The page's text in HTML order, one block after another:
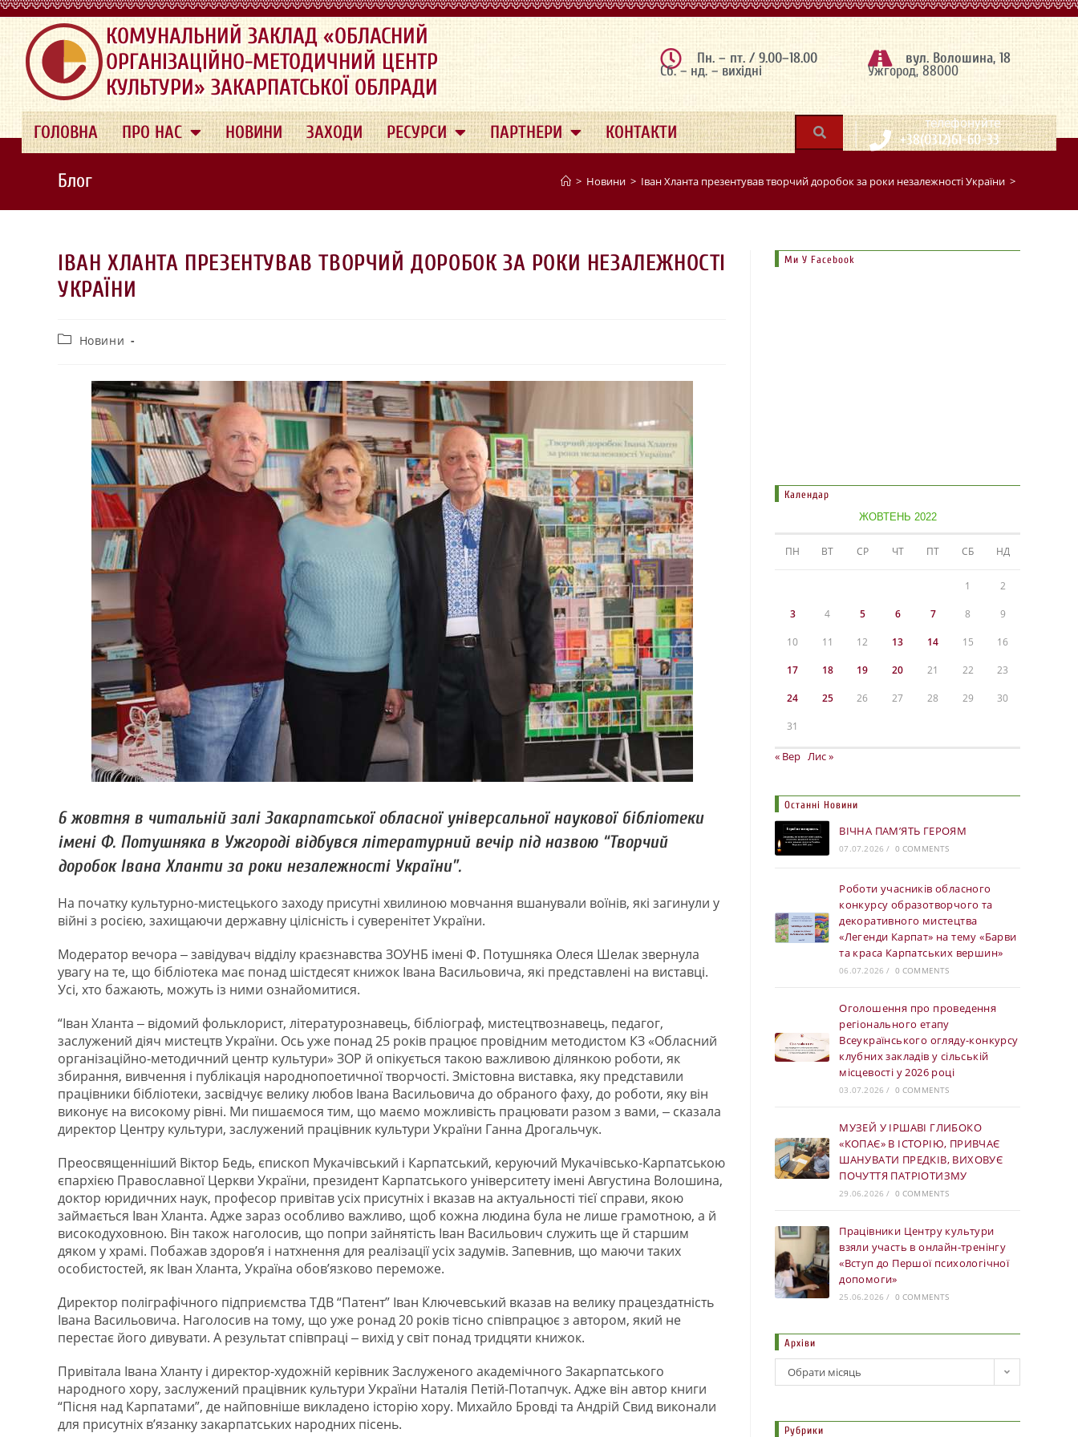
.
КОМУНАЛЬНИЙ ЗАКЛАД «ОБЛАСНИЙ
ОРГАНІЗАЦІЙНО-МЕТОДИЧНИЙ ЦЕНТР
КУЛЬТУРИ» ЗАКАРПАТСЬКОЇ ОБЛРАДИ
Пн. – пт. / 9.00–18.00
Сб. – нд. – вихідні
вул. Волошина, 18
Ужгород, 88000
ГОЛОВНА ПРО НАС НОВИНИ ЗАХОДИ РЕСУРСИ ПАРТНЕРИ КОНТАКТИ | телефонуйте
+38(0312)61-60-33
Блог > Новини > Іван Хланта презентував творчий доробок за роки незалежності України >
ІВАН ХЛАНТА ПРЕЗЕНТУВАВ ТВОРЧИЙ ДОРОБОК ЗА РОКИ НЕЗАЛЕЖНОСТІ
УКРАЇНИ
Новини
6 жовтня в читальній залі Закарпатської обласної універсальної наукової бібліотеки
імені Ф. Потушняка в Ужгороді відбувся літературний вечір під назвою “Творчий
доробок Івана Хланти за роки незалежності України”.
На початку культурно-мистецького заходу присутні хвилиною мовчання вшанували воїнів, які загинули у
війні з росією, захищаючи державну цілісність і суверенітет України.
Модератор вечора ‒ завідувач відділу краєзнавства ЗОУНБ імені Ф. Потушняка Олеся Шелак звернула
увагу на те, що бібліотека має понад шістдесят книжок Івана Васильовича, які представлені на виставці.
Усі, хто бажають, можуть із ними ознайомитися.
“Іван Хланта ‒ відомий фольклорист, літературознавець, бібліограф, мистецтвознавець, педагог,
заслужений діяч мистецтв України. Ось уже понад 25 років працює провідним методистом КЗ «Обласний
організаційно-методичний центр культури» ЗОР й опікується такою важливою ділянкою роботи, як
збирання, вивчення і публікація народнопоетичної творчості. Змістовна виставка, яку представили
працівники бібліотеки, засвідчує велику любов Івана Васильовича до обраного фаху, до роботи, яку він
виконує на високому рівні. Ми пишаємося тим, що маємо можливість працювати разом з вами, ‒ сказала
директор Центру культури, заслужений працівник культури України Ганна Дрогальчук.
Преосвященніший Віктор Бедь, єпископ Мукачівський і Карпатський, керуючий Мукачівсько-Карпатською
єпархією Православної Церкви України, президент Карпатського університету імені Августина Волошина,
доктор юридичних наук, професор привітав усіх присутніх і вказав на актуальності тієї справи, якою
займається Іван Хланта. Адже зараз особливо важливо, щоб кожна людина була не лише грамотною, а й
високодуховною. Він також наголосив, що попри зайнятість Іван Васильович служить ще й старшим
дяком у храмі. Побажав здоров’я і натхнення для реалізації усіх задумів. Запевнив, що маючи таких
особистостей, як Іван Хланта, Україна обов’язково переможе.
Директор поліграфічного підприємства ТДВ “Патент” Іван Ключевський вказав на велику працездатність
Івана Васильовича. Наголосив на тому, що уже ронад 20 років тісно співпрацює з автором, який не
перестає його дивувати. А результат співпраці ‒ вихід у світ понад тридцяти книжок.
Привітала Івана Хланту і директор-художній керівник Заслуженого академічного Закарпатського
народного хору, заслужений працівник культури України Наталія Петій-Потапчук. Адже він автор книги
“Пісня над Карпатами”, де найповніше викладено історію хору. Михайло Бровді та Андрій Свид виконали
для присутніх в’язанку закарпатських народних пісень.
Ми У Facebook
Календар
ЖОВТЕНЬ 2022
ПН ВТ СР ЧТ ПТ СБ НД
1 2
3 4 5 6 7 8 9
10 11 12 13 14 15 16
17 18 19 20 21 22 23
24 25 26 27 28 29 30
31
« Вер Лис »
Останні Новини
ВІЧНА ПАМ’ЯТЬ ГЕРОЯМ
07.07.2026 / 0 COMMENTS
Роботи учасників обласного
конкурсу образотворчого та
декоративного мистецтва
«Легенди Карпат» на тему «Барви
та краса Карпатських вершин»
06.07.2026 / 0 COMMENTS
Оголошення про проведення
регіонального етапу
Всеукраїнського огляду-конкурсу
клубних закладів у сільській
місцевості у 2026 році
03.07.2026 / 0 COMMENTS
МУЗЕЙ У ІРШАВІ ГЛИБОКО
«КОПАЄ» В ІСТОРІЮ, ПРИВЧАЄ
ШАНУВАТИ ПРЕДКІВ, ВИХОВУЄ
ПОЧУТТЯ ПАТРІОТИЗМУ
29.06.2026 / 0 COMMENTS
Працівники Центру культури
взяли участь в онлайн-тренінгу
«Вступ до Першої психологічної
допомоги»
25.06.2026 / 0 COMMENTS
Архіви
Обрати місяць
Рубрики